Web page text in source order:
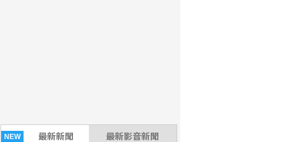
NEW 最新新聞 最新影音新聞